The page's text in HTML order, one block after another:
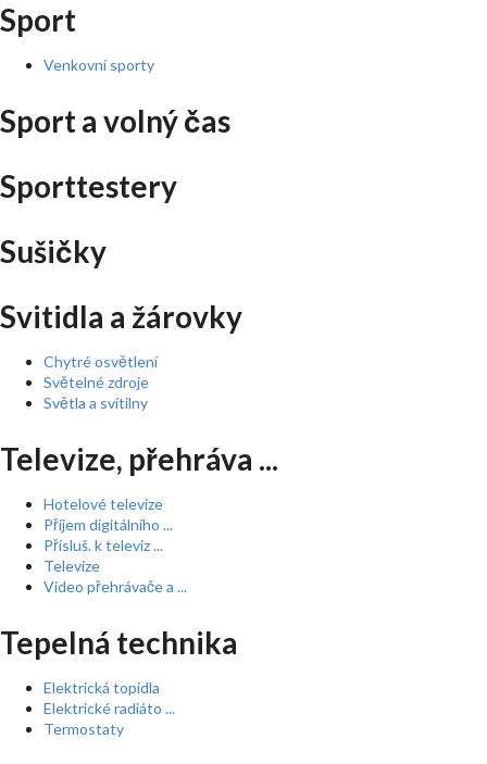
Sport
Venkovní sporty
Sport a volný čas
Sporttestery
Sušičky
Svitidla a žárovky
Chytré osvětlení
Světelné zdroje
Světla a svítilny
Televize, přehráva ...
Hotelové televize
Příjem digitálního ...
Přísluš. k televiz ...
Televize
Video přehrávače a ...
Tepelná technika
Elektrická topidla
Elektrické radiáto ...
Termostaty